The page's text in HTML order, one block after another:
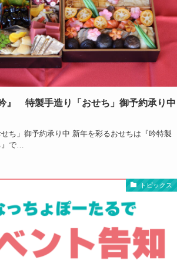
』 特製手造り「おせち」御予約承り中
ち」御予約承り中 新年を彩るおせちは『吟特製
』で…
トピックス